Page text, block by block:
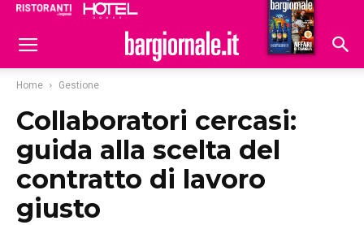
Hoteldomani
Home Gestione
Collaboratori cercasi:
guida alla scelta del
contratto di lavoro
giusto